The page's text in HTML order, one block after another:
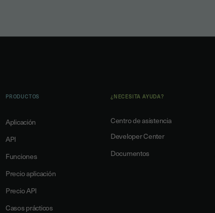
PRODUCTOS
Aplicación
API
Funciones
Precio aplicación
Precio API
Casos prácticos
¿NECESITA AYUDA?
Centro de asistencia
Developer Center
Documentos